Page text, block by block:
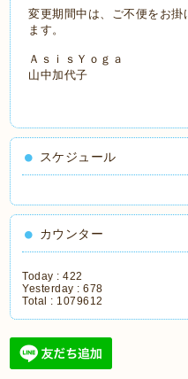
変更期間中は、ご不便をお
ます。
ＡｓｉｓＹｏｇａ
山中加代子
スケジュール
カウンター
Today :422
Yesterday :678
Total : 1079612